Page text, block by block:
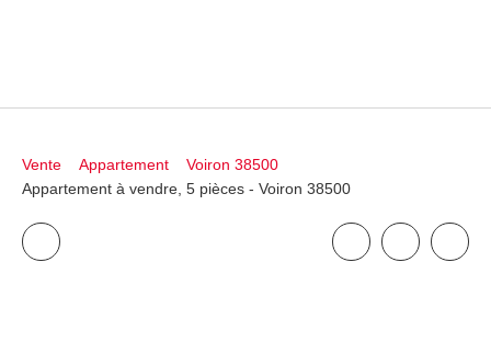
Vente Appartement
Voiron 38500
Appartement à vendre, 5 pièces - Voiron 38500